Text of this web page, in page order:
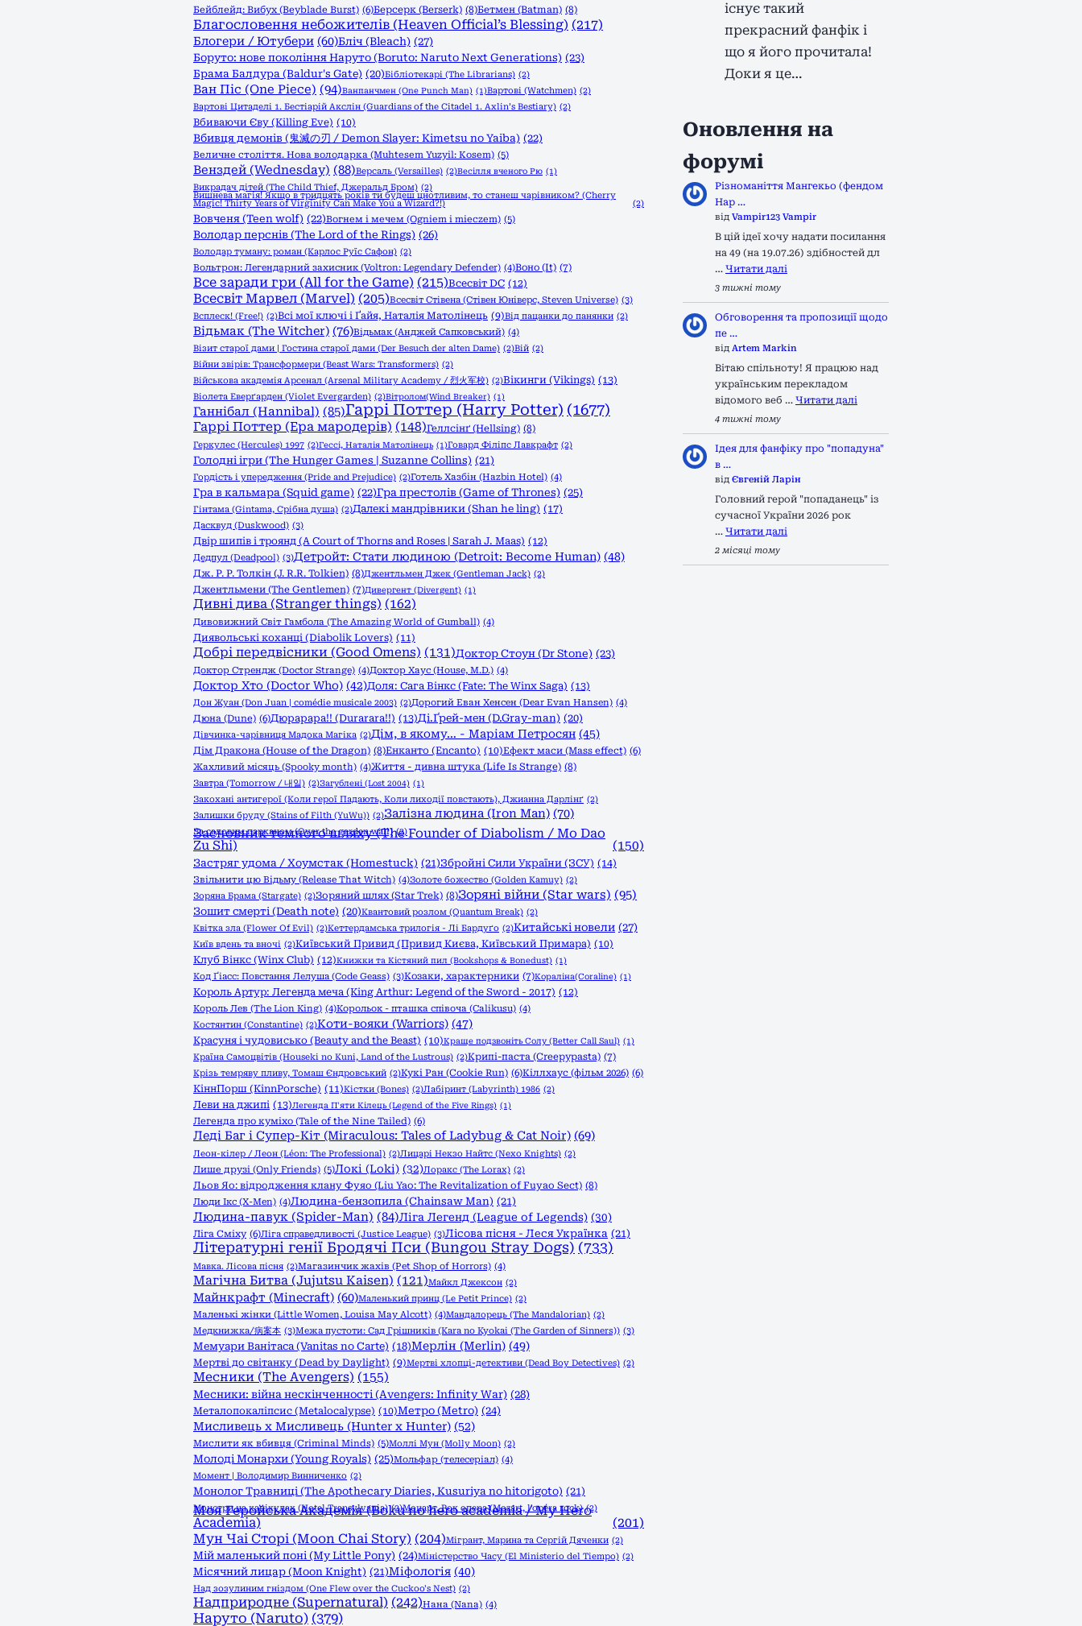
Бейблейд: Вибух (Beyblade Burst) (6)Берсерк (Berserk) (8)Бетмен (Batman) (8)
Благословення небожителів (Heaven Official’s Blessing) (217)
Блогери / Ютубери (60)Бліч (Bleach) (27)
Боруто: нове покоління Наруто (Boruto: Naruto Next Generations) (23)
Брама Балдура (Baldur's Gate) (20)Бібліотекарі (The Librarians) (2)
Ван Піс (One Piece) (94)Ванпанчмен (One Punch Man) (1)Вартові (Watchmen) (2)
Вартові Цитаделі 1. Бестіарій Акслін (Guardians of the Citadel 1. Axlin’s Bestiary) (2)
Вбиваючи Єву (Killing Eve) (10)
Вбивця демонів (鬼滅の刃 / Demon Slayer: Kimetsu no Yaiba) (22)
Величне століття. Нова володарка (Muhtesem Yuzyil: Kosem) (5)
Венздей (Wednesday) (88)Версаль (Versailles) (2)Весілля вченого Рю (1)
Викрадач дітей (The Child Thief, Джеральд Бром) (2)
Вишнева магія! Якщо в тридцять років ти будеш цнотливим, то станеш чарівником? (Cherry
Magic! Thirty Years of Virginity Can Make You a Wizard?!) (2)
Вовченя (Teen wolf) (22)Вогнем і мечем (Ogniem i mieczem) (5)
Володар перснів (The Lord of the Rings) (26)
Володар туману: роман (Карлос Руїс Сафон) (2)
Вольтрон: Легендарний захисник (Voltron: Legendary Defender) (4)Воно (It) (7)
Все заради гри (All for the Game) (215)Всесвіт DC (12)
Всесвіт Марвел (Marvel) (205)Всесвіт Стівена (Стівен Юніверс, Steven Universe) (3)
Всплеск! (Free!) (2)Всі мої ключі і Ґайя, Наталія Матолінець (9)Від пацанки до панянки (2)
Відьмак (The Witcher) (76)Відьмак (Анджей Сапковський) (4)
Візит старої дами | Гостина старої дами (Der Besuch der alten Dame) (2)Вій (2)
Війни звірів: Трансформери (Beast Wars: Transformers) (2)
Військова академія Арсенал (Arsenal Military Academy / 烈火军校) (2)Вікинги (Vikings) (13)
Віолета Еверґарден (Violet Evergarden) (2)Вітролом(Wind Breaker) (1)
Ганнібал (Hannibal) (85)Гаррі Поттер (Harry Potter) (1677)
Гаррі Поттер (Ера мародерів) (148)Геллсінґ (Hellsing) (8)
Геркулес (Hercules) 1997 (2)Гессі, Наталія Матолінець (1)Говард Філіпс Лавкрафт (2)
Голодні ігри (The Hunger Games | Suzanne Collins) (21)
Гордість і упередження (Pride and Prejudice) (2)Готель Хазбін (Hazbin Hotel) (4)
Гра в кальмара (Squid game) (22)Гра престолів (Game of Thrones) (25)
Гінтама (Gintama, Срібна душа) (2)Далекі мандрівники (Shan he ling) (17)
Дасквуд (Duskwood) (3)
Двір шипів і троянд (A Court of Thorns and Roses | Sarah J. Maas) (12)
Дедпул (Deadpool) (3)Детройт: Стати людиною (Detroit: Become Human) (48)
Дж. Р. Р. Толкін (J. R.R. Tolkien) (8)Джентльмен Джек (Gentleman Jack) (2)
Джентльмени (The Gentlemen) (7)Дивергент (Divergent) (1)
Дивні дива (Stranger things) (162)
Дивовижний Світ Гамбола (The Amazing World of Gumball) (4)
Диявольські коханці (Diabolik Lovers) (11)
Добрі передвісники (Good Omens) (131)Доктор Стоун (Dr Stone) (23)
Доктор Стрендж (Doctor Strange) (4)Доктор Хаус (House, M.D.) (4)
Доктор Хто (Doctor Who) (42)Доля: Сага Вінкс (Fate: The Winx Saga) (13)
Дон Жуан (Don Juan | comédie musicale 2003) (2)Дорогий Еван Хенсен (Dear Evan Hansen) (4)
Дюна (Dune) (6)Дюрарара!! (Durarara!!) (13)Ді.Ґрей-мен (D.Gray-man) (20)
Дівчинка-чарівниця Мадока Магіка (2)Дім, в якому… - Маріам Петросян (45)
Дім Дракона (House of the Dragon) (8)Енканто (Encanto) (10)Ефект маси (Mass effect) (6)
Жахливий місяць (Spooky month) (4)Життя - дивна штука (Life Is Strange) (8)
Завтра (Tomorrow / 내일) (2)Загублені (Lost 2004) (1)
Закохані антигерої (Коли герої Падають, Коли лиходії повстають), Джианна Дарлінґ (2)
Залишки бруду (Stains of Filth (YuWu)) (2)Залізна людина (Iron Man) (70)
За садовим парканом (Over the garden wall) (2)
Засновник темного шляху (The Founder of Diabolism / Mo Dao
Zu Shi)
(150)
Застряг удома / Хоумстак (Homestuck) (21)Збройні Сили України (ЗСУ) (14)
Звільнити цю Відьму (Release That Witch) (4)Золоте божество (Golden Kamuy) (2)
Зоряна Брама (Stargate) (2)Зоряний шлях (Star Trek) (8)Зоряні війни (Star wars) (95)
Зошит смерті (Death note) (20)Квантовий розлом (Quantum Break) (2)
Квітка зла (Flower Of Evil) (2)Кеттердамська трилогія - Лі Бардуґо (2)Китайські новели (27)
Київ вдень та вночі (2)Київський Привид (Привид Києва, Київський Примара) (10)
Клуб Вінкс (Winx Club) (12)Книжки та Кістяний пил (Bookshops & Bonedust) (1)
Код Ґіасс: Повстання Лелуша (Code Geass) (3)Козаки, характерники (7)Кораліна(Coraline) (1)
Король Артур: Легенда меча (King Arthur: Legend of the Sword - 2017) (12)
Король Лев (The Lion King) (4)Корольок - пташка співоча (Calikusu) (4)
Костянтин (Constantine) (2)Коти-вояки (Warriors) (47)
Красуня і чудовисько (Beauty and the Beast) (10)Краще подзвоніть Солу (Better Call Saul) (1)
Країна Самоцвітів (Houseki no Kuni, Land of the Lustrous) (2)Крипі-паста (Creepypasta) (7)
Крізь темряву пливу, Томаш Єндровський (2)Кукі Ран (Cookie Run) (6)Кіллхаус (фільм 2026) (6)
КіннПорш (KinnPorsche) (11)Кістки (Bones) (2)Лабіринт (Labyrinth) 1986 (2)
Леви на джипі (13)Легенда П'яти Кілець (Legend of the Five Rings) (1)
Легенда про куміхо (Tale of the Nine Tailed) (6)
Леді Баг і Супер-Кіт (Miraculous: Tales of Ladybug & Cat Noir) (69)
Леон-кілер / Леон (Léon: The Professional) (2)Лицарі Некзо Найтс (Nexo Knights) (2)
Лише друзі (Only Friends) (5)Локі (Loki) (32)Лоракс (The Lorax) (2)
Льов Яо: відродження клану Фуяо (Liu Yao: The Revitalization of Fuyao Sect) (8)
Люди Ікс (X-Men) (4)Людина-бензопила (Chainsaw Man) (21)
Людина-павук (Spider-Man) (84)Ліга Легенд (League of Legends) (30)
Ліга Сміху (6)Ліга справедливості (Justice League) (3)Лісова пісня - Леся Українка (21)
Літературні генії Бродячі Пси (Bungou Stray Dogs) (733)
Мавка. Лісова пісня (2)Магазинчик жахів (Pet Shop of Horrors) (4)
Магічна Битва (Jujutsu Kaisen) (121)Майкл Джексон (2)
Майнкрафт (Minecraft) (60)Маленький принц (Le Petit Prince) (2)
Маленькі жінки (Little Women, Louisa May Alcott) (4)Мандалорець (The Mandalorian) (2)
Медкнижка/病案本 (3)Межа пустоти: Сад Грішників (Kara no Kyokai (The Garden of Sinners)) (3)
Мемуари Ванітаса (Vanitas no Carte) (18)Мерлін (Merlin) (49)
Мертві до світанку (Dead by Daylight) (9)Мертві хлопці-детективи (Dead Boy Detectives) (2)
Месники (The Avengers) (155)
Месники: війна нескінченності (Avengers: Infinity War) (28)
Металопокаліпсис (Metalocalypse) (10)Метро (Metro) (24)
Мисливець х Мисливець (Hunter x Hunter) (52)
Мислити як вбивця (Criminal Minds) (5)Моллі Мун (Molly Moon) (2)
Молоді Монархи (Young Royals) (25)Мольфар (телесеріал) (4)
Момент | Володимир Винниченко (2)
Монолог Травниці (The Apothecary Diaries, Kusuriya no hitorigoto) (21)
Монстри на канікулах (Hotel Transylvania) (2)Моцарт. Рок опера (Mozart, l'opéra rock) (2)
Моя Геройська Академія (Boku no hero academia / My Hero
Academia)
(201)
Мун Чаі Сторі (Moon Chai Story) (204)Мігрант, Марина та Сергій Дяченки (2)
Мій маленький поні (My Little Pony) (24)Міністерство Часу (El Ministerio del Tiempo) (2)
Місячний лицар (Moon Knight) (21)Міфологія (40)
Над зозулиним гніздом (One Flew over the Cuckoo's Nest) (2)
Надприродне (Supernatural) (242)Нана (Nana) (4)
Наруто (Naruto) (379)
існує такий
прекрасний фанфік і
що я його прочитала!
Доки я це…
Оновлення на
форумі
Різноманіття Мангекьо (фендом
Нар …
від Vampir123 Vampir
В цій ідеї хочу надати посилання
на 49 (на 19.07.26) здібностей дл
… Читати далі
3 тижні тому
Обговорення та пропозиції щодо
пе …
від Artem Markin
Вітаю спільноту! Я працюю над
українським перекладом
відомого веб … Читати далі
4 тижні тому
Ідея для фанфіку про "попадуна"
в …
від Євгеній Ларін
Головний герой "попаданець" із
сучасної України 2026 рок
… Читати далі
2 місяці тому